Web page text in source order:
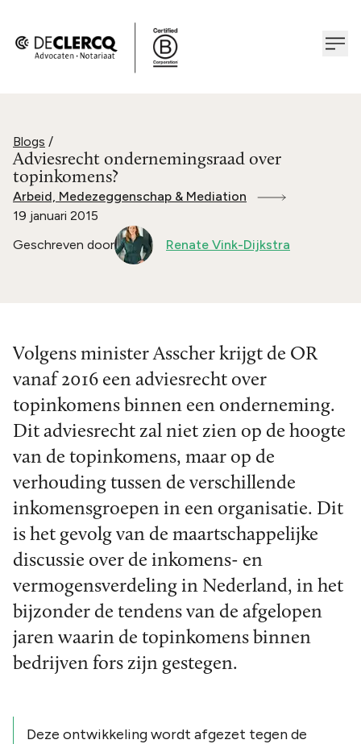
Blogs /
Adviesrecht ondernemingsraad over
topinkomens?
Arbeid, Medezeggenschap & Mediation
19 januari 2015
Geschreven door
Renate Vink-Dijkstra
Volgens minister Asscher krijgt de OR
vanaf 2016 een adviesrecht over
topinkomens binnen een onderneming.
Dit adviesrecht zal niet zien op de hoogte
van de topinkomens, maar op de
verhouding tussen de verschillende
inkomensgroepen in een organisatie. Dit
is het gevolg van de maartschappelijke
discussie over de inkomens- en
vermogensverdeling in Nederland, in het
bijzonder de tendens van de afgelopen
jaren waarin de topinkomens binnen
bedrijven fors zijn gestegen.
Deze ontwikkeling wordt afgezet tegen de